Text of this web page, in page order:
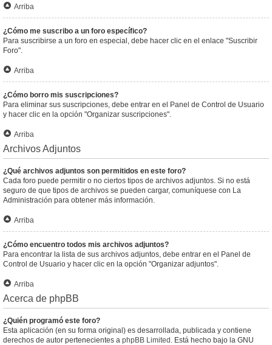
Arriba
¿Cómo me suscribo a un foro específico?
Para suscribirse a un foro en especial, debe hacer clic en el enlace "Suscribir
Foro".
Arriba
¿Cómo borro mis suscripciones?
Para eliminar sus suscripciones, debe entrar en el Panel de Control de Usuario
y hacer clic en la opción "Organizar suscripciones".
Arriba
Archivos Adjuntos
¿Qué archivos adjuntos son permitidos en este foro?
Cada foro puede permitir o no ciertos tipos de archivos adjuntos. Si no está
seguro de que tipos de archivos se pueden cargar, comuníquese con La
Administración para obtener más información.
Arriba
¿Cómo encuentro todos mis archivos adjuntos?
Para encontrar la lista de sus archivos adjuntos, debe entrar en el Panel de
Control de Usuario y hacer clic en la opción "Organizar adjuntos".
Arriba
Acerca de phpBB
¿Quién programó este foro?
Esta aplicación (en su forma original) es desarrollada, publicada y contiene
derechos de autor pertenecientes a phpBB Limited . Está hecho bajo la GNU